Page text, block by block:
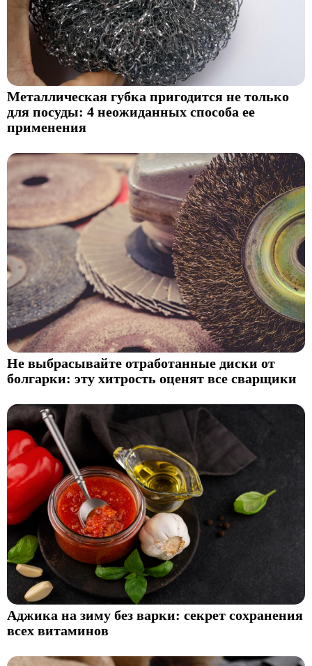
Металлическая губка пригодится не только
для посуды: 4 неожиданных способа ее
применения
Не выбрасывайте отработанные диски от
болгарки: эту хитрость оценят все сварщики
Аджика на зиму без варки: секрет сохранения
всех витаминов